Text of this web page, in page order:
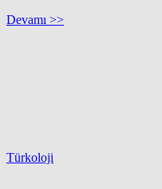
Devamı >>
Türkoloji